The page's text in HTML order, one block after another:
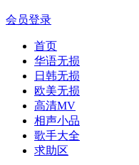
会员登录
首页
华语无损
日韩无损
欧美无损
高清MV
相声小品
歌手大全
求助区